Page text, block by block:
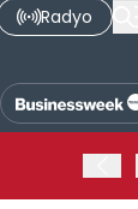
Radyo